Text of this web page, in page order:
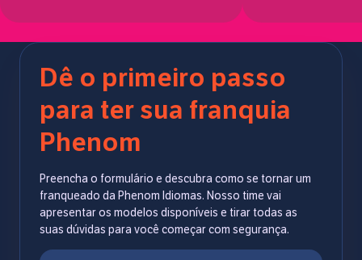
Dê o primeiro passo
para ter sua franquia
Phenom
Preencha o formulário e descubra como se tornar um
franqueado da Phenom Idiomas. Nosso time vai
apresentar os modelos disponíveis e tirar todas as
suas dúvidas para você começar com segurança.